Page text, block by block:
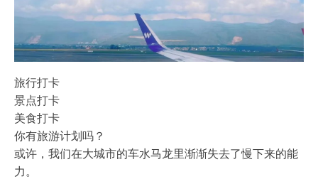
旅行打卡
景点打卡
美食打卡
你有旅游计划吗？
或许，我们在大城市的车水马龙里渐渐失去了慢下来的能
力。